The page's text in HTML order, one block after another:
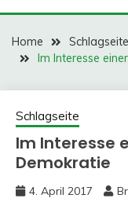
Home
Schlagseite
Im Interesse
Schlagseite
Im Interesse
Demokratie
4. April 2017